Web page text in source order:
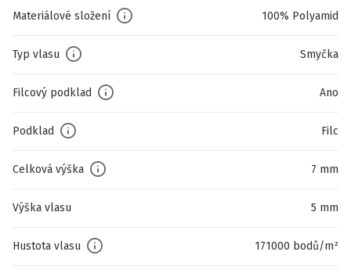
Materiálové složení 100% Polyamid
Typ vlasu Smyčka
Filcový podklad Ano
Podklad Filc
Celková výška 7 mm
Výška vlasu 5 mm
Hustota vlasu 171000 bodů/m²